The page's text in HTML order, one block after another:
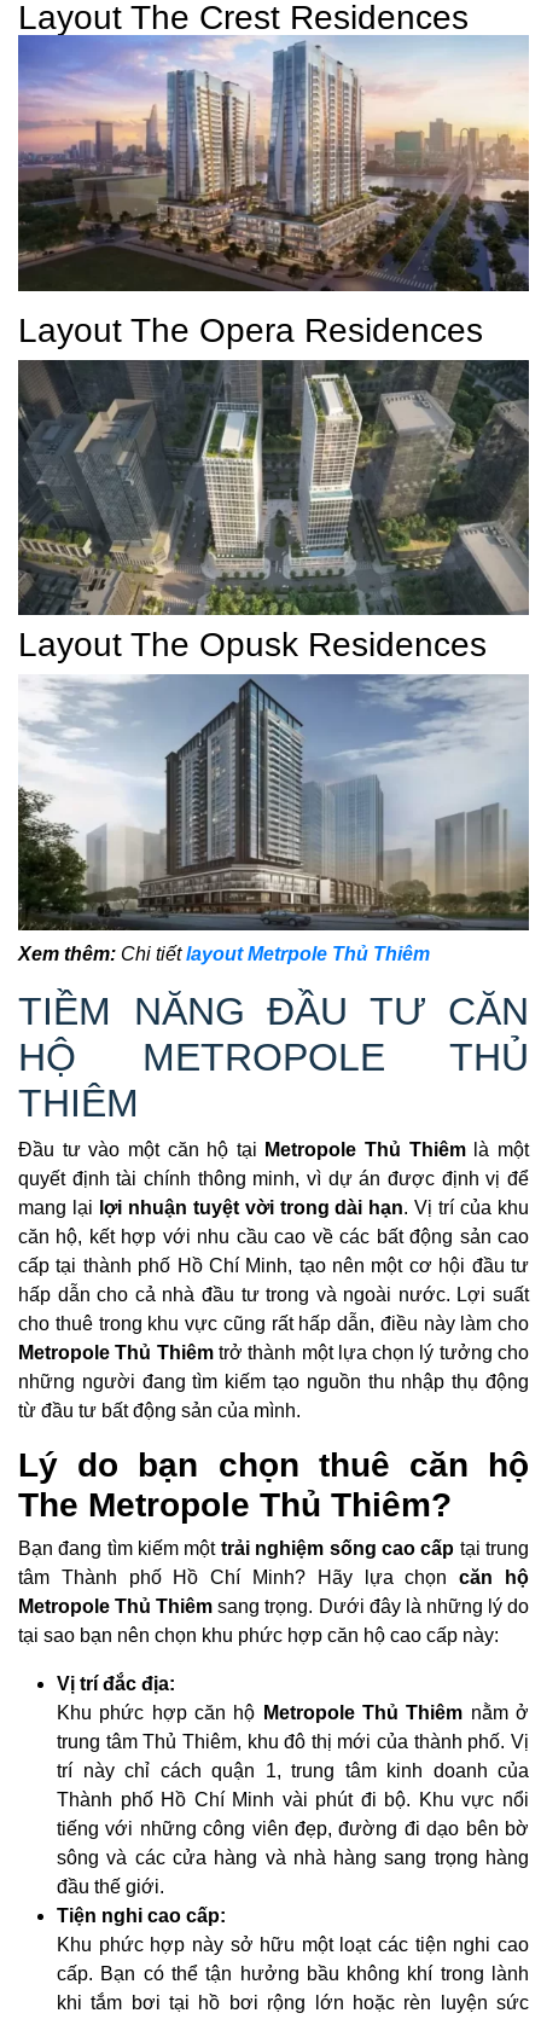
Layout The Crest Residences
Layout The Opera Residences
Layout The Opusk Residences
Xem thêm: Chi tiếtlayout Metrpole Thủ Thiêm
TIỀM NĂNG ĐẦU TƯ CĂN
HỘ METROPOLE THỦ
THIÊM
​Đầu tư vào một căn hộ tại Metropole Thủ Thiêmlà một
quyết định tài chính thông minh, vì dự án được định vị để
mang lại lợi nhuận tuyệt vời trong dài hạn. Vị trí của khu
căn hộ, kết hợp với nhu cầu cao về các bất động sản cao
cấp tại thành phố Hồ Chí Minh, tạo nên một cơ hội đầu tư
hấp dẫn cho cả nhà đầu tư trong và ngoài nước. Lợi suất
cho thuê trong khu vực cũng rất hấp dẫn, điều này làm cho
Metropole Thủ Thiêmtrở thành một lựa chọn lý tưởng cho
những người đang tìm kiếm tạo nguồn thu nhập thụ động
từ đầu tư bất động sản của mình.
Lý do bạn chọn thuê căn hộ
The Metropole Thủ Thiêm?
Bạn đang tìm kiếm một trải nghiệm sống cao cấp tại trung
tâm Thành phố Hồ Chí Minh? Hãy lựa chọncăn hộ
Metropole Thủ Thiêm sang trọng. Dưới đây là những lý do
tại sao bạn nên chọn khu phức hợp căn hộ cao cấp này:
Vị trí đắc địa:
Khu phức hợp căn hộ Metropole Thủ Thiêm nằm ở
trung tâm Thủ Thiêm, khu đô thị mới của thành phố. Vị
trí này chỉ cách quận 1, trung tâm kinh doanh của
Thành phố Hồ Chí Minh vài phút đi bộ. Khu vực nổi
tiếng với những công viên đẹp, đường đi dạo bên bờ
sông và các cửa hàng và nhà hàng sang trọng hàng
đầu thế giới.
Tiện nghi cao cấp:
Khu phức hợp này sở hữu một loạt các tiện nghi cao
cấp. Bạn có thể tận hưởng bầu không khí trong lành
khi tắm bơi tại hồ bơi rộng lớn hoặc rèn luyện sức